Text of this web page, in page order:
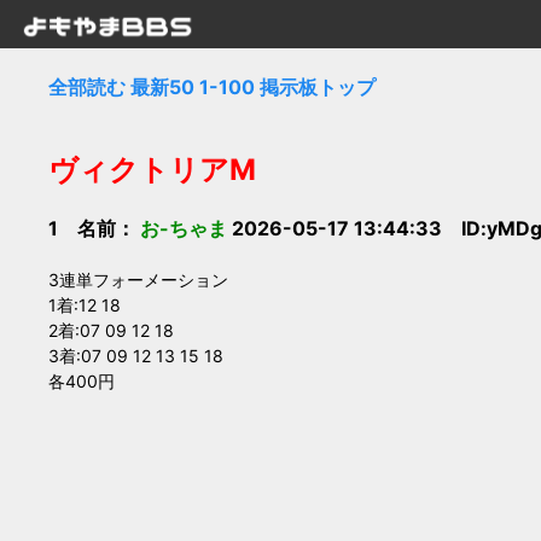
全部読む 最新50 1-100 掲示板トップ
ヴィクトリアM
1 名前： お-ちゃま 2026-05-17 13:44:33
3連単フォーメーション
1着:12 18
2着:07 09 12 18
3着:07 09 12 13 15 18
各400円